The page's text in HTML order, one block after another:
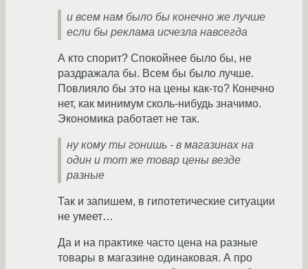
и всем нам было бы конечно же лучше
если бы реклама исчезла навсегда
А кто спорит? Спокойнее было бы, не
раздражала бы. Всем бы было лучше.
Повлияло бы это на цены как-то? Конечно
нет, как минимум сколь-нибудь значимо.
Экономика работает не так.
ну кому ты гонишь - в магазинах на
один и тот же товар цены везде
разные
Так и запишем, в гипотетические ситуации
не умеет…
Да и на практике часто цена на разные
товары в магазине одинаковая. А про